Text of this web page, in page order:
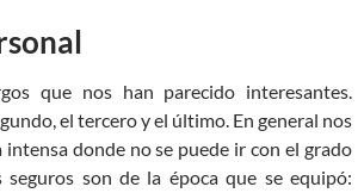
que nos han parecido interesantes.
el tercero y el último. En general nos
intensa donde no se puede ir con el grado
seguros son de la época que se equipó: